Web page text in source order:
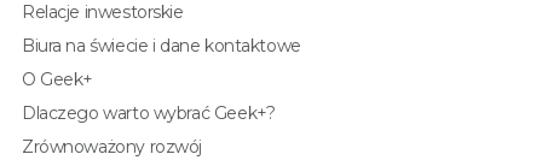
Relacje inwestorskie
Biura na świecie i dane kontaktowe
O Geek+
Dlaczego warto wybrać Geek+?
Zrównoważony rozwój